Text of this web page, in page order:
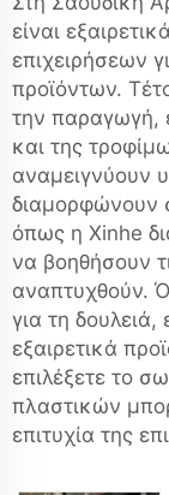
είναι
επιχειρήσεων
προϊόντων.
την παραγωγή,
και της
αναμειγνύουν
διαμορφώνουν
όπως η Xinhe
να βοηθήσουν
αναπτυχθούν.
για τη δουλειά,
εξαιρετικά
επιλέξετε το
πλαστικών
επιτυχία της